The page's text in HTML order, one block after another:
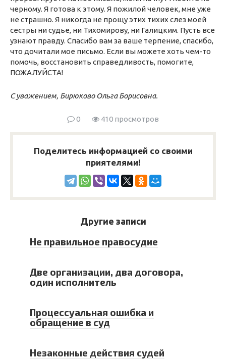
черному. Я готова к этому. Я пожилой человек, мне уже
не страшно. Я никогда не прощу этих тихих слез моей
сестры ни судье, ни Тихомирову, ни Галицким. Пусть все
узнают правду. Спасибо вам за ваше терпение, спасибо,
что дочитали мое письмо. Если вы можете хоть чем-то
помочь, восстановить справедливость, помогите,
ПОЖАЛУЙСТА!
С уважением, Бирюково Ольга Борисовна.
0 410 просмотров
Поделитесь информацией со своими
приятелями!
Другие записи
Не правильное правосудие
Две организации, два договора,
один исполнитель
Процессуальная ошибка и
обращение в суд
Незаконные действия судей